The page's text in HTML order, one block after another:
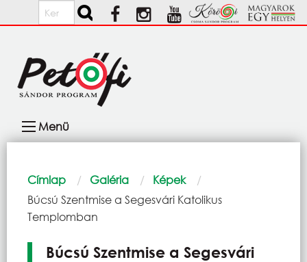
Ugrás a tartalomra
Keresés
navigáció
Menü
Morzsa
Címlap Galéria
Képek
Current:
Búcsú Szentmise a Segesvári Katolikus
Templomban
Búcsú Szentmise a Segesvári